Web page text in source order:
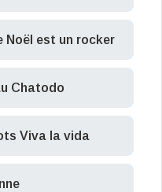
Noël est un rocker
Chatodo
Viva la vida